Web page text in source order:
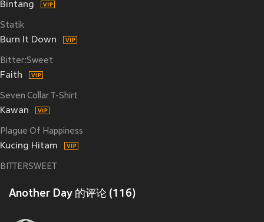
Bintang
Statik
Burn It Down
Bitter:Sweet
Faith
Seven Collar T-Shirt
Kawan
Plague Of Happiness
Kucing Hitam
BITTERSWEET
Another Day 的评论 (116)